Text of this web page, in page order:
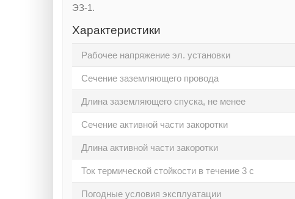
ЭЗ-1.
Характеристики
Рабочее напряжение эл. установки
Сечение заземляющего провода
Длина заземляющего спуска, не менее
Сечение активной части закоротки
Длина активной части закоротки
Ток термической стойкости в течение 3 с
Погодные условия эксплуатации